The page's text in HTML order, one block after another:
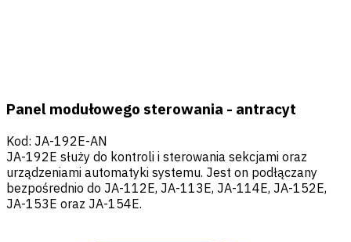
Panel modułowego sterowania - antracyt
Kod: JA-192E-AN
JA-192E służy do kontroli i sterowania sekcjami oraz
urządzeniami automatyki systemu. Jest on podłączany
bezpośrednio do JA-112E, JA-113E, JA-114E, JA-152E,
JA-153E oraz JA-154E.